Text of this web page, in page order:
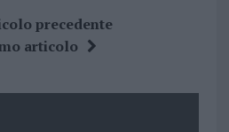
at
s
p
a
re
precedente
articolo